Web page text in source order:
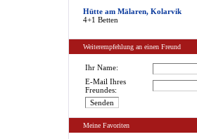
Hütte am Mälaren, Kolarvik
4+1 Betten
Weiterempfehlung an einen Freund
Ihr Name:
E-Mail Ihres
Freundes:
Meine Favoriten